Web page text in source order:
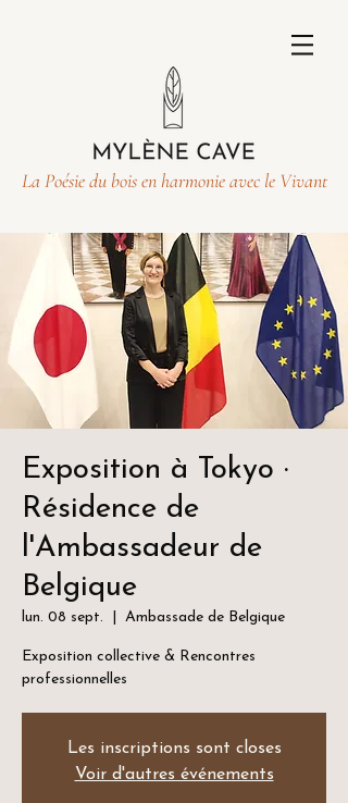
La Poésie du bois en harmonie avec le Vivant
Exposition à Tokyo ·
Résidence de
l'Ambassadeur de
Belgique
lun. 08 sept. Ambassade de Belgique
Exposition collective & Rencontres
professionnelles
Les inscriptions sont closes
Voir d'autres événements